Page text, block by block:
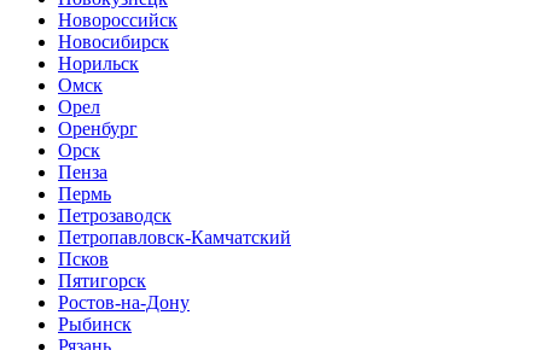
Новороссийск
Новосибирск
Норильск
Омск
Орел
Оренбург
Орск
Пенза
Пермь
Петрозаводск
Петропавловск-Камчатский
Псков
Пятигорск
Ростов-на-Дону
Рыбинск
Рязань